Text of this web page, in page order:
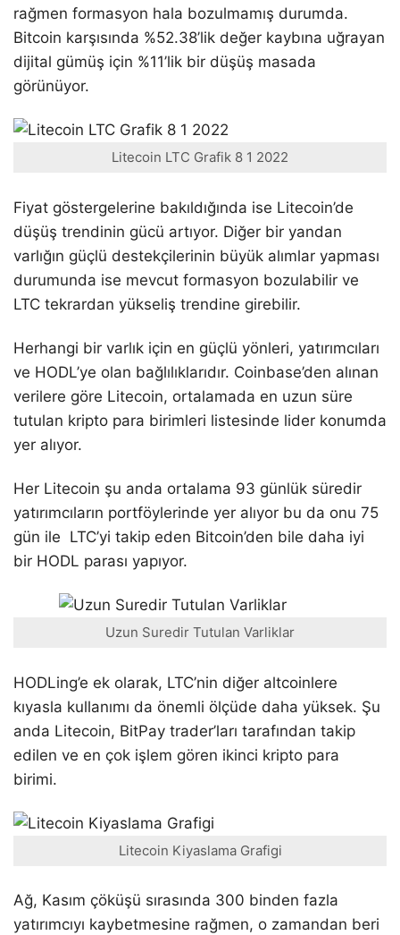
rağmen formasyon hala bozulmamış durumda.
Bitcoin karşısında %52.38’lik değer kaybına uğrayan
dijital gümüş için %11’lik bir düşüş masada
görünüyor.
Litecoin LTC Grafik 8 1 2022
Fiyat göstergelerine bakıldığında ise Litecoin’de
düşüş trendinin gücü artıyor. Diğer bir yandan
varlığın güçlü destekçilerinin büyük alımlar yapması
durumunda ise mevcut formasyon bozulabilir ve
LTC tekrardan yükseliş trendine girebilir.
Herhangi bir varlık için en güçlü yönleri, yatırımcıları
ve HODL’ye olan bağlılıklarıdır. Coinbase’den alınan
verilere göre Litecoin, ortalamada en uzun süre
tutulan kripto para birimleri listesinde lider konumda
yer alıyor.
Her Litecoin şu anda ortalama 93 günlük süredir
yatırımcıların portföylerinde yer alıyor bu da onu 75
gün ile LTC’yi takip eden Bitcoin’den bile daha iyi
bir HODL parası yapıyor.
Uzun Suredir Tutulan Varliklar
HODLing’e ek olarak, LTC’nin diğer altcoinlere
kıyasla kullanımı da önemli ölçüde daha yüksek. Şu
anda Litecoin, BitPay trader’ları tarafından takip
edilen ve en çok işlem gören ikinci kripto para
birimi.
Litecoin Kiyaslama Grafigi
Ağ, Kasım çöküşü sırasında 300 binden fazla
yatırımcıyı kaybetmesine rağmen, o zamandan beri